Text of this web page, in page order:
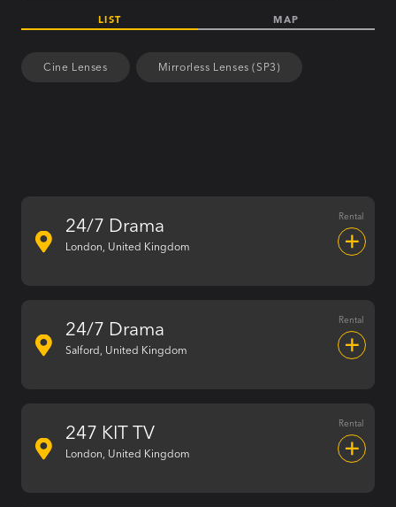
Cine Lenses Mirrorless Lenses (SP3)
LIST MAP
24/7 Drama Rental
London, United Kingdom
24/7 Drama Rental
Salford, United Kingdom
247 KIT TV Rental
London, United Kingdom